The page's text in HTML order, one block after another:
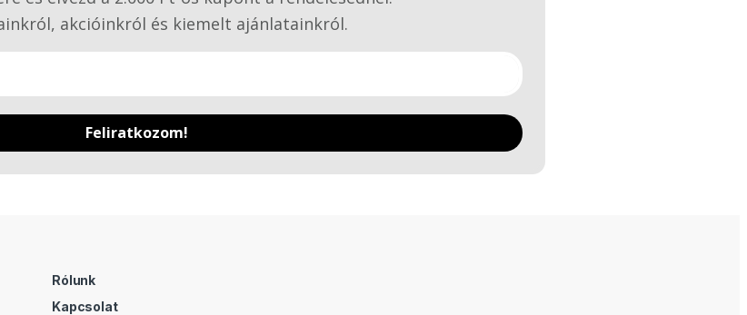
akcióinkról és kiemelt ajánlatainkról.
Feliratkozom!
Rólunk
Kapcsolat